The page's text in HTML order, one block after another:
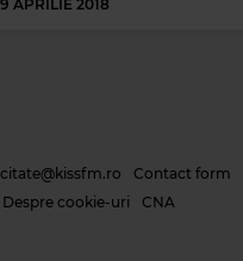
APRILIE 2018
Contact form
Despre cookie-uri CNA